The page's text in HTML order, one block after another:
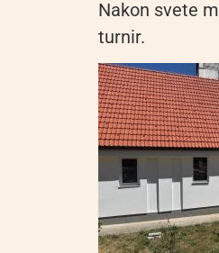
Nakon svete
turnir.